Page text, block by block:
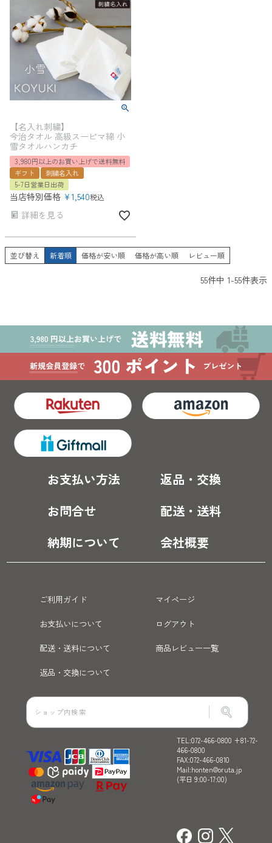
【名入れ刺繍】
今治タオル 高級スーピマ綿 小
雪タオルハンカチ
3,980円以上のお買い上げで送料無料
ギフト
刺繍名入れ
5-7日営業日出荷
当店特別価格 ¥1,540税込
詳細を見る
並び替え 新着順 価格が安い順 価格が高い順 レビュー順
55件中 1-55件表示
お支払い方法
返品・交換
お問合せ
配送・送料
納期について
会社概要
ご利用ガイド
マイページ
お支払いについて
ログアウト
配送・送料について
商品レビュー一覧
返品・交換について
TEL:072-466-0800 +81-72-
466-0800
FAX:072-466-0810
Mail:honten@oruta.jp
(平日 9:00-17:00)